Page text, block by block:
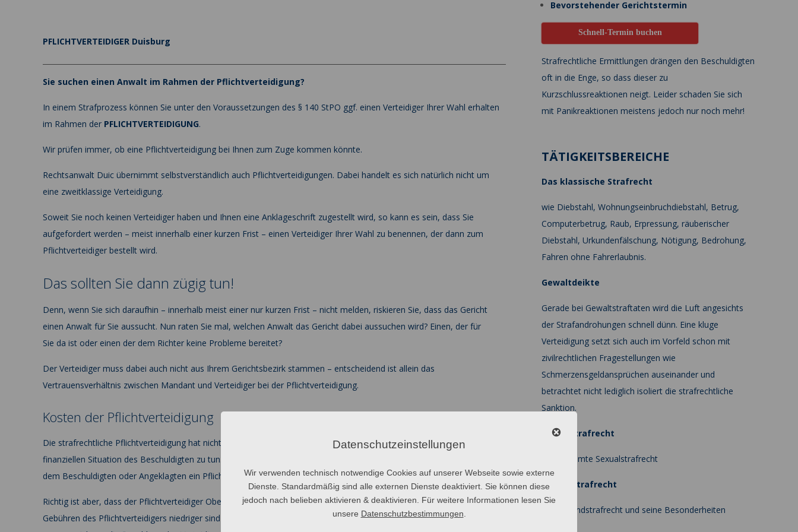
PFLICHTVERTEIDIGER Duisburg
Sie suchen einen Anwalt im Rahmen der Pflichtverteidigung?
In einem Strafprozess können Sie unter den Voraussetzungen des § 140 StPO ggf. einen Verteidiger Ihrer Wahl erhalten
im Rahmen der PFLICHTVERTEIDIGUNG.
Wir prüfen immer, ob eine Pflichtverteidigung bei Ihnen zum Zuge kommen könnte.
Rechtsanwalt Duic übernimmt selbstverständlich auch Pflichtverteidigungen. Dabei handelt es sich natürlich nicht um
eine zweitklassige Verteidigung.
Soweit Sie noch keinen Verteidiger haben und Ihnen eine Anklageschrift zugestellt wird, so kann es sein, dass Sie
aufgefordert werden – meist innerhalb einer kurzen Frist – einen Verteidiger Ihrer Wahl zu benennen, der dann zum
Pflichtverteidiger bestellt wird.
Das sollten Sie dann zügig tun!
Denn, wenn Sie sich daraufhin – innerhalb meist einer nur kurzen Frist – nicht melden, riskieren Sie, dass das Gericht
einen Anwalt für Sie aussucht. Nun raten Sie mal, welchen Anwalt das Gericht dabei aussuchen wird? Einen, der für
Sie da ist oder einen der dem Richter keine Probleme bereitet?
Der Verteidiger muss dabei auch nicht aus Ihrem Gerichtsbezirk stammen – entscheidend ist allein das
Vertrauensverhältnis zwischen Mandant und Verteidiger bei der Pflichtverteidigung.
Kosten der Pflichtverteidigung
Die strafrechtliche Pflichtverteidigung hat nichts mit der zivilrechtlichen Prozesskostenhilfe und damit auch nichts mit der
finanziellen Situation des Beschuldigten zu tun. Das Gesetz bestimmt – unabhängig vom Einkommen – in welchen Fällen
dem Beschuldigten oder Angeklagten ein Pflichtverteidiger zusteht.
Richtig ist aber, dass der Pflichtverteidiger Oberhausen seine Kosten zunächst aus der Staatskasse erhält und die
Gebühren des Pflichtverteidigers niedriger sind als die des Wahlverteidigers. Wird der Angeklagte dann freigesprochen,
Bevorstehender Gerichtstermin
Schnell-Termin buchen
Strafrechtliche Ermittlungen drängen den Beschuldigten
oft in die Enge, so dass dieser zu
Kurzschlussreaktionen neigt. Leider schaden Sie sich
mit Panikreaktionen meistens jedoch nur noch mehr!
TÄTIGKEITSBEREICHE
Das klassische Strafrecht
wie Diebstahl, Wohnungseinbruchdiebstahl, Betrug,
Computerbetrug, Raub, Erpressung, räuberischer
Diebstahl, Urkundenfälschung, Nötigung, Bedrohung,
Fahren ohne Fahrerlaubnis.
Gewaltdeikte
Gerade bei Gewaltstraftaten wird die Luft angesichts
der Strafandrohungen schnell dünn. Eine kluge
Verteidigung setzt sich auch im Vorfeld schon mit
zivilrechtlichen Fragestellungen wie
Schmerzensgeldansprüchen auseinander und
betrachtet nicht lediglich isoliert die strafrechtliche
Sanktion.
Sexualstrafrecht
Das gesamte Sexualstrafrecht
Jugendstrafrecht
Das Jugendstrafrecht und seine Besonderheiten
Datenschutzeinstellungen
Wir verwenden technisch notwendige Cookies auf unserer Webseite sowie externe
Dienste. Standardmäßig sind alle externen Dienste deaktiviert. Sie können diese
jedoch nach belieben aktivieren & deaktivieren. Für weitere Informationen lesen Sie
unsere Datenschutzbestimmungen